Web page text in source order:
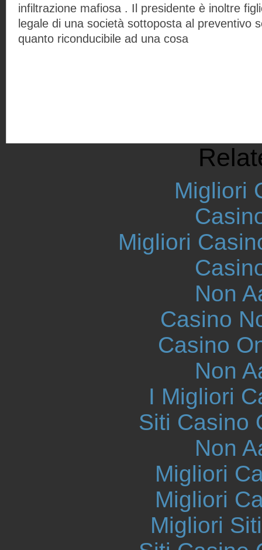
infiltrazione mafiosa . Il presidente è inoltre
legale di una società sottoposta al preventivo
quanto riconducibile ad una cosa
Migliori
Migliori
Non
Casino
Casino
Non
I Migliori
Siti Casino
Non
Migliori
Migliori
Migliori